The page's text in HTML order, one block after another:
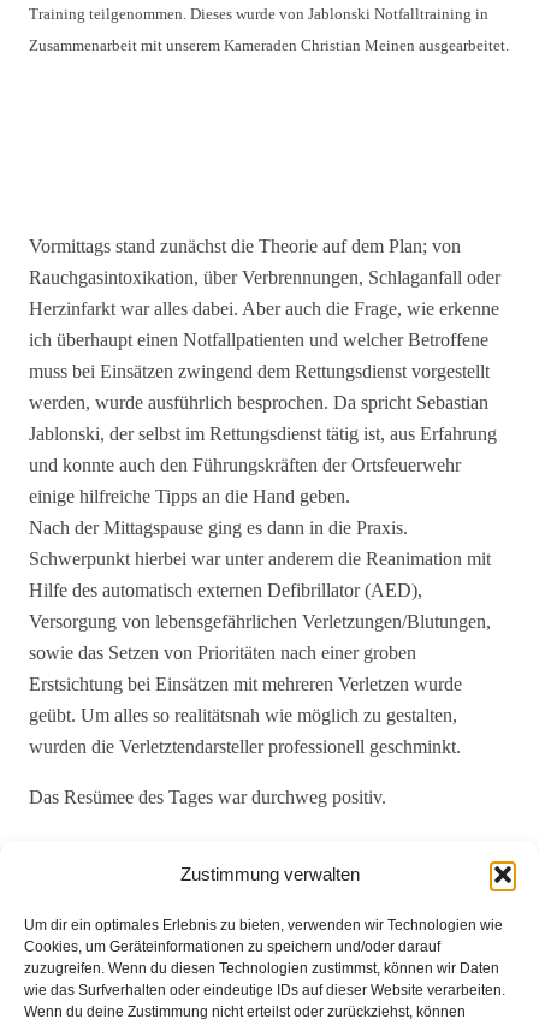
Zustimmung verwalten
Um dir ein optimales Erlebnis zu bieten, verwenden wir Technologien wie
Cookies, um Geräteinformationen zu speichern und/oder darauf
zuzugreifen. Wenn du diesen Technologien zustimmst, können wir Daten
wie das Surfverhalten oder eindeutige IDs auf dieser Website verarbeiten.
Wenn du deine Zustimmung nicht erteilst oder zurückziehst, können
Training teilgenommen. Dieses wurde von Jablonski Notfalltraining in
Zusammenarbeit mit unserem Kameraden Christian Meinen ausgearbeitet.
Vormittags stand zunächst die Theorie auf dem Plan; von
Rauchgasintoxikation, über Verbrennungen, Schlaganfall oder
Herzinfarkt war alles dabei. Aber auch die Frage, wie erkenne
ich überhaupt einen Notfallpatienten und welcher Betroffene
muss bei Einsätzen zwingend dem Rettungsdienst vorgestellt
werden, wurde ausführlich besprochen. Da spricht Sebastian
Jablonski, der selbst im Rettungsdienst tätig ist, aus Erfahrung
und konnte auch den Führungskräften der Ortsfeuerwehr
einige hilfreiche Tipps an die Hand geben.
Nach der Mittagspause ging es dann in die Praxis.
Schwerpunkt hierbei war unter anderem die Reanimation mit
Hilfe des automatisch externen Defibrillator (AED),
Versorgung von lebensgefährlichen Verletzungen/Blutungen,
sowie das Setzen von Prioritäten nach einer groben
Erstsichtung bei Einsätzen mit mehreren Verletzen wurde
geübt. Um alles so realitätsnah wie möglich zu gestalten,
wurden die Verletztendarsteller professionell geschminkt.
Das Resümee des Tages war durchweg positiv.
{gallery}Brinkum/aktuelles-und-
presse/aktuelles/2016/Erste_Hilfe{/gallery}